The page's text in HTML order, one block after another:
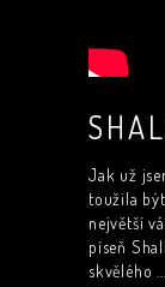
Jak už
toužila
největší
píseň
skvělého